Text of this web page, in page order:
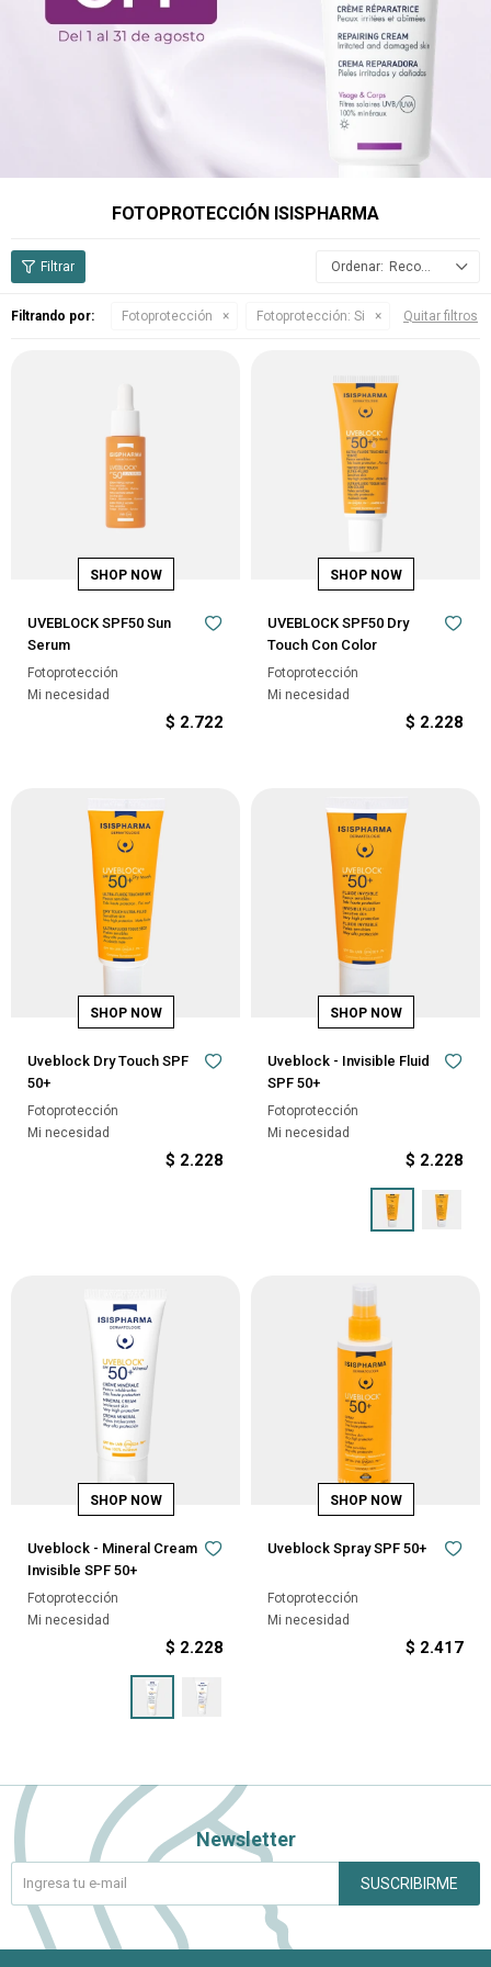
FOTOPROTECCIÓN ISISPHARMA
Recomendados
Filtrando por: Fotoprotección Fotoprotección: Si Quitar filtros
UVEBLOCK SPF50 Sun
Serum
Fotoprotección
Mi necesidad
$ 2.722
UVEBLOCK SPF50 Dry
Touch Con Color
Fotoprotección
Mi necesidad
$ 2.228
Uveblock Dry Touch SPF
50+
Fotoprotección
Mi necesidad
$ 2.228
Uveblock - Invisible Fluid
SPF 50+
Fotoprotección
Mi necesidad
$ 2.228
Uveblock - Mineral Cream
Invisible SPF 50+
Fotoprotección
Mi necesidad
$ 2.228
Uveblock Spray SPF 50+
Fotoprotección
Mi necesidad
$ 2.417
Newsletter
SUSCRIBIRME